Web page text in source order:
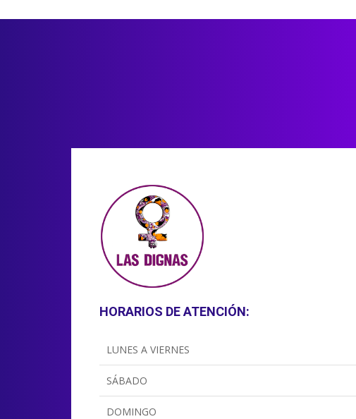
HORARIOS DE ATENCIÓN:
LUNES A VIERNES
SÁBADO
DOMINGO